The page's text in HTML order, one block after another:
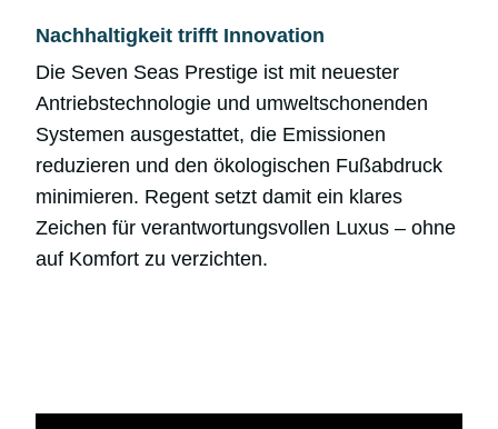
Nachhaltigkeit trifft Innovation
Die Seven Seas Prestige ist mit neuester
Antriebstechnologie und umweltschonenden
Systemen ausgestattet, die Emissionen
reduzieren und den ökologischen Fußabdruck
minimieren. Regent setzt damit ein klares
Zeichen für verantwortungsvollen Luxus – ohne
auf Komfort zu verzichten.